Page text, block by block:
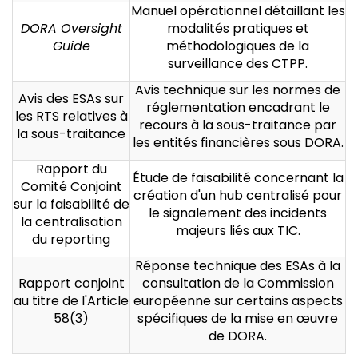
DORA Oversight
Guide
Manuel opérationnel détaillant les
modalités pratiques et
méthodologiques de la
surveillance des CTPP.
Avis des ESAs sur
les RTS relatives à
la sous-traitance
Avis technique sur les normes de
réglementation encadrant le
recours à la sous-traitance par
les entités financières sous DORA.
Rapport du
Comité Conjoint
sur la faisabilité de
la centralisation
du reporting
Étude de faisabilité concernant la
création d'un hub centralisé pour
le signalement des incidents
majeurs liés aux TIC.
Rapport conjoint
au titre de l'Article
58(3)
Réponse technique des ESAs à la
consultation de la Commission
européenne sur certains aspects
spécifiques de la mise en œuvre
de DORA.